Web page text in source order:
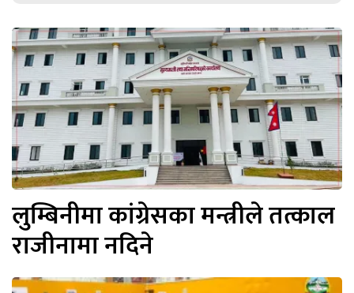
लुम्बिनीमा कांग्रेसका मन्त्रीले तत्काल
राजीनामा नदिने